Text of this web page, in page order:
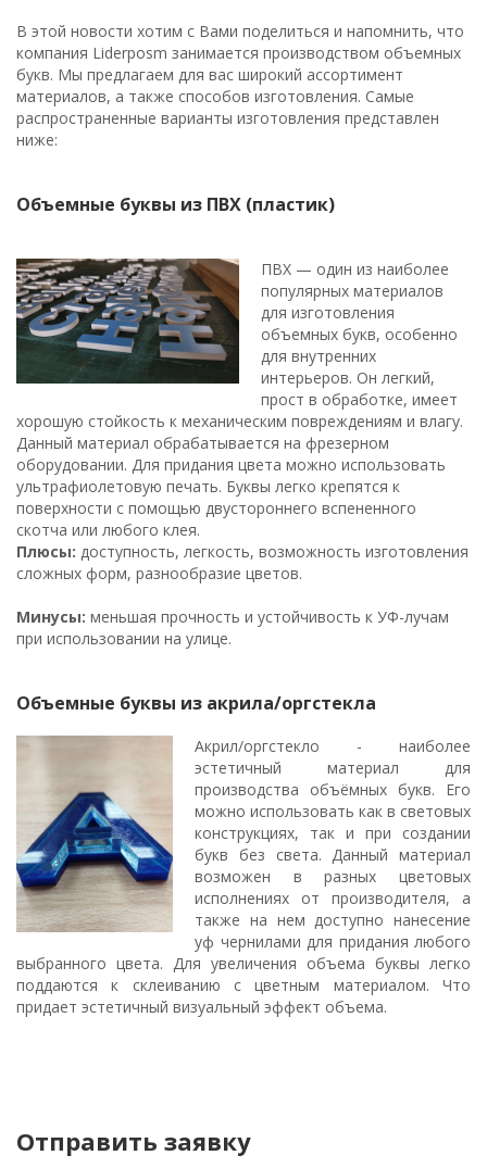
В этой новости хотим с Вами поделиться и напомнить, что
компания Liderposm занимается производством объемных
букв. Мы предлагаем для вас широкий ассортимент
материалов, а также способов изготовления. Самые
распространенные варианты изготовления представлен
ниже:
Объемные буквы из ПВХ (пластик)
ПВХ — один из наиболее
популярных материалов
для изготовления
объемных букв, особенно
для внутренних
интерьеров. Он легкий,
прост в обработке, имеет
хорошую стойкость к механическим повреждениям и влагу.
Данный материал обрабатывается на фрезерном
оборудовании. Для придания цвета можно использовать
ультрафиолетовую печать. Буквы легко крепятся к
поверхности с помощью двустороннего вспененного
скотча или любого клея.
Плюсы: доступность, легкость, возможность изготовления
сложных форм, разнообразие цветов.
Минусы: меньшая прочность и устойчивость к УФ-лучам
при использовании на улице.
Объемные буквы из акрила/оргстекла
Акрил/оргстекло - наиболее
эстетичный материал для
производства объёмных букв. Его
можно использовать как в световых
конструкциях, так и при создании
букв без света. Данный материал
возможен в разных цветовых
исполнениях от производителя, а
также на нем доступно нанесение
уф чернилами для придания любого
выбранного цвета. Для увеличения объема буквы легко
поддаются к склеиванию с цветным материалом. Что
придает эстетичный визуальный эффект объема.
Отправить заявку